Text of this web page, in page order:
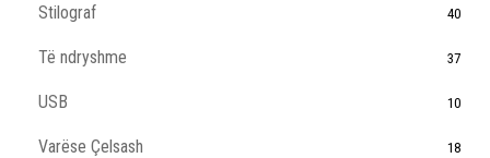
Stilograf 40
Të ndryshme 37
USB 10
Varëse Çelsash 18